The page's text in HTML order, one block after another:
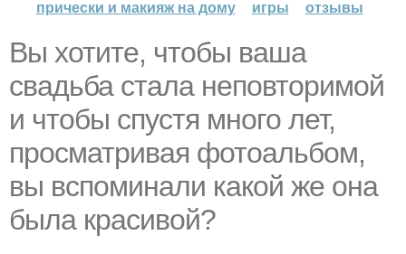
прически и макияж на дому
игры отзывы
Вы хотите, чтобы ваша
свадьба стала неповторимой
и чтобы спустя много лет,
просматривая фотоальбом,
вы вспоминали какой же она
была красивой?